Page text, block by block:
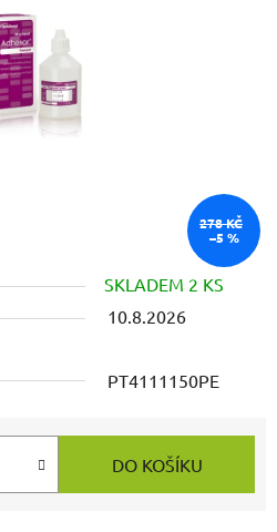
SKLADEM 2 KS
10.8.2026
PT4111150PE
DO KOŠÍKU
278 KČ
–5 %